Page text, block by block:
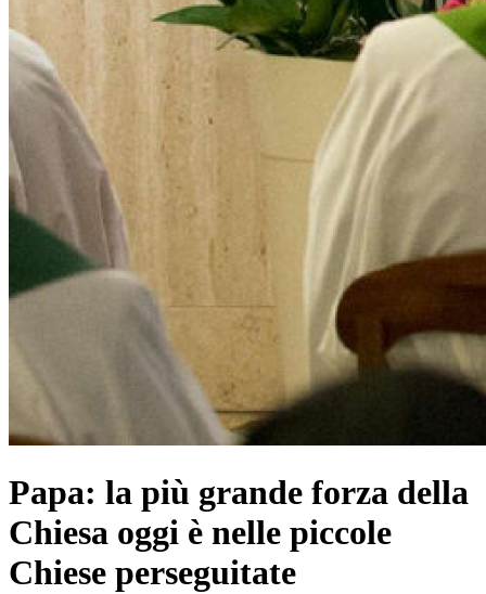
Papa: la più grande forza della
Chiesa oggi è nelle piccole
Chiese perseguitate